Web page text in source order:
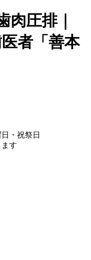
肉圧排｜
者「善本
・祝祭日
す